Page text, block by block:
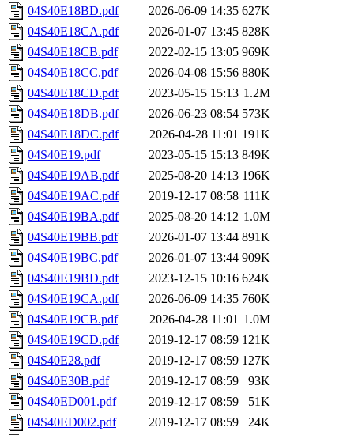
04S40E18BD.pdf
2026-06-09 14:35 627K
04S40E18CA.pdf
2026-01-07 13:45 828K
04S40E18CB.pdf
2022-02-15 13:05 969K
04S40E18CC.pdf
2026-04-08 15:56 880K
04S40E18CD.pdf
2023-05-15 15:13 1.2M
04S40E18DB.pdf
2026-06-23 08:54 573K
04S40E18DC.pdf
2026-04-28 11:01 191K
04S40E19.pdf
2023-05-15 15:13 849K
04S40E19AB.pdf
2025-08-20 14:13 196K
04S40E19AC.pdf
2019-12-17 08:58 111K
04S40E19BA.pdf
2025-08-20 14:12 1.0M
04S40E19BB.pdf
2026-01-07 13:44 891K
04S40E19BC.pdf
2026-01-07 13:44 909K
04S40E19BD.pdf
2023-12-15 10:16 624K
04S40E19CA.pdf
2026-06-09 14:35 760K
04S40E19CB.pdf
2026-04-28 11:01 1.0M
04S40E19CD.pdf
2019-12-17 08:59 121K
04S40E28.pdf
2019-12-17 08:59 127K
04S40E30B.pdf
2019-12-17 08:59
93K
04S40ED001.pdf
2019-12-17 08:59
51K
04S40ED002.pdf
2019-12-17 08:59
24K